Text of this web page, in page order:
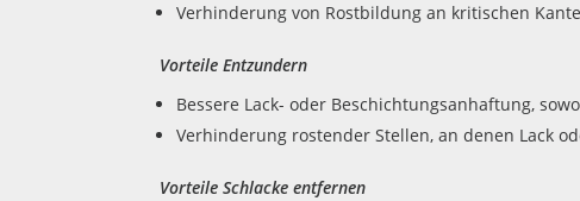
Verhinderung von Rostbildung an kritischen
Vorteile Entzundern
Bessere Lack- oder Beschichtungsanhaftung,
Verhinderung rostender Stellen, an denen Lack
Vorteile Schlacke entfernen